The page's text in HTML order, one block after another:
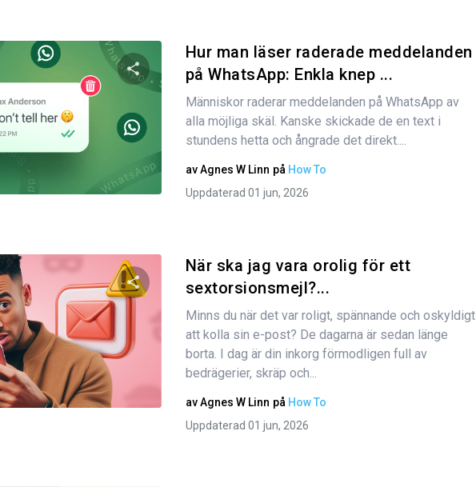
Dela den här artikeln
Twitter Facebook Kopiera länk
Hur man läser raderade meddelanden
på WhatsApp: Enkla knep ...
Människor raderar meddelanden på WhatsApp av
alla möjliga skäl. Kanske skickade de en text i
stundens hetta och ångrade det direkt....
avAgnes W Linn på How To
Uppdaterad 01 jun, 2026
Dela den här artikeln
När ska jag vara orolig för ett
sextorsionsmejl?...
Minns du när det var roligt, spännande och oskyldigt
att kolla sin e-post? De dagarna är sedan länge
borta. I dag är din inkorg förmodligen full av
bedrägerier, skräp och...
avAgnes W Linn på How To
Uppdaterad 01 jun, 2026